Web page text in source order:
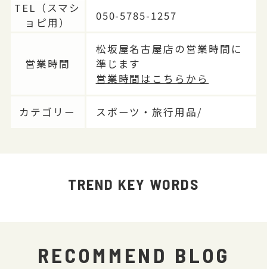
TEL（スマシ
ョピ用）
050-5785-1257
営業時間
松坂屋名古屋店の営業時間に
準じます
営業時間はこちらから
カテゴリー スポーツ・旅行用品/
TREND KEY WORDS
RECOMMEND BLOG